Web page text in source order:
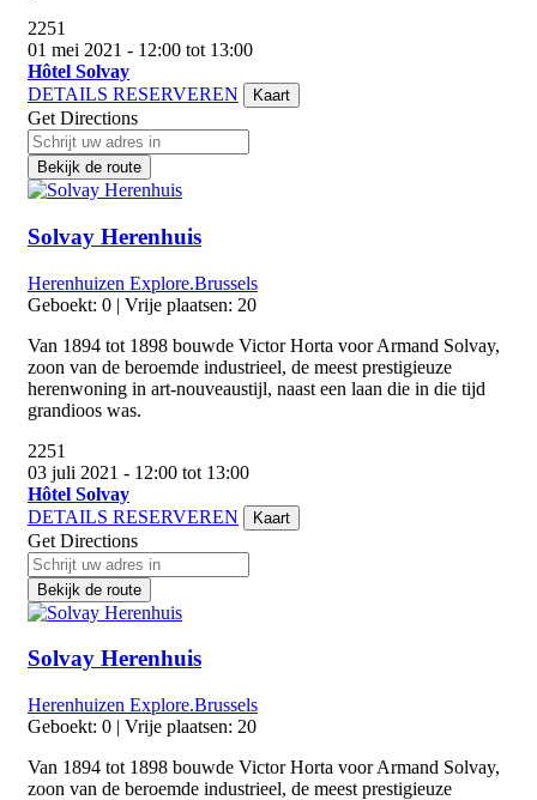
2251
01 mei 2021 - 12:00 tot 13:00
Hôtel Solvay
DETAILS RESERVEREN Kaart
Get Directions
Bekijk de route
Solvay Herenhuis
Herenhuizen Explore.Brussels
Geboekt: 0 | Vrije plaatsen: 20
Van 1894 tot 1898 bouwde Victor Horta voor Armand Solvay,
zoon van de beroemde industrieel, de meest prestigieuze
herenwoning in art-nouveaustijl, naast een laan die in die tijd
grandioos was.
2251
03 juli 2021 - 12:00 tot 13:00
Hôtel Solvay
DETAILS RESERVEREN Kaart
Get Directions
Bekijk de route
Solvay Herenhuis
Herenhuizen Explore.Brussels
Geboekt: 0 | Vrije plaatsen: 20
Van 1894 tot 1898 bouwde Victor Horta voor Armand Solvay,
zoon van de beroemde industrieel, de meest prestigieuze